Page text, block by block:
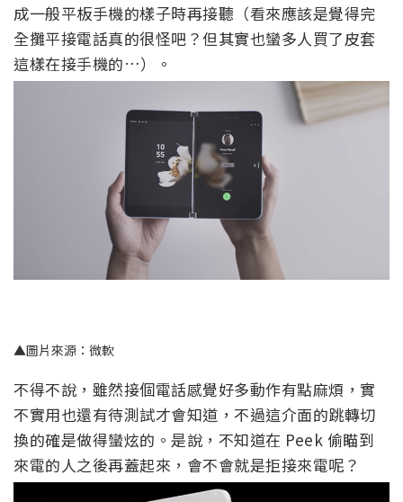
成一般平板手機的樣子時再接聽（看來應該是覺得完
全攤平接電話真的很怪吧？但其實也蠻多人買了皮套
這樣在接手機的…）。
▲圖片來源：微軟
不得不說，雖然接個電話感覺好多動作有點麻煩，實
不實用也還有待測試才會知道，不過這介面的跳轉切
換的確是做得蠻炫的。是說，不知道在 Peek 偷瞄到
來電的人之後再蓋起來，會不會就是拒接來電呢？